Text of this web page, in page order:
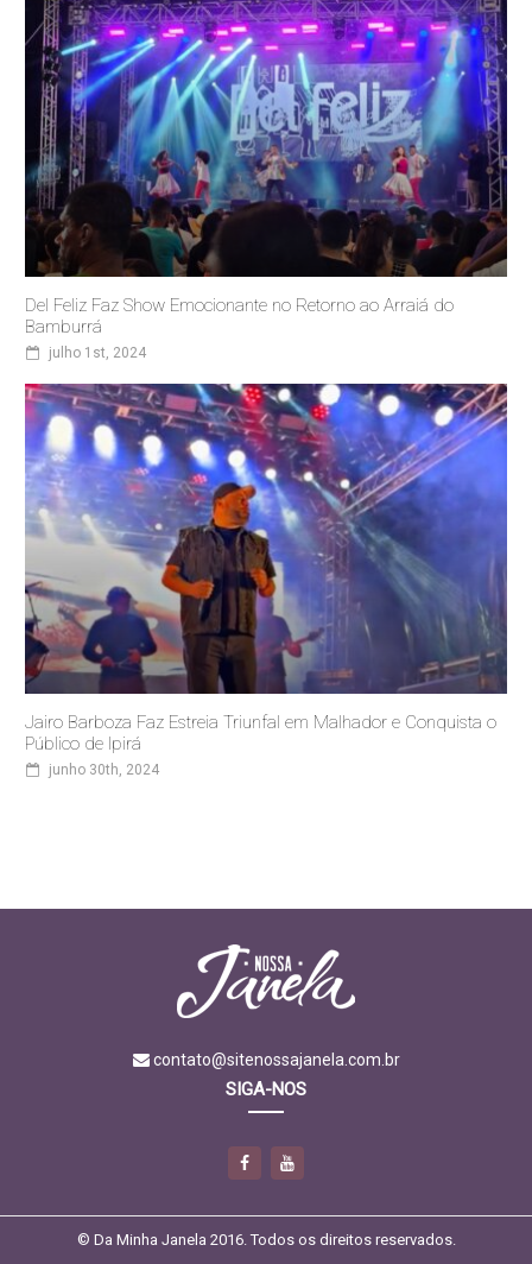
Del Feliz Faz Show Emocionante no Retorno ao Arraiá do
Bamburrá
julho 1st, 2024
Jairo Barboza Faz Estreia Triunfal em Malhador e Conquista o
Público de Ipirá
junho 30th, 2024
contato@sitenossajanela.com.br
SIGA-NOS
© Da Minha Janela 2016. Todos os direitos reservados.